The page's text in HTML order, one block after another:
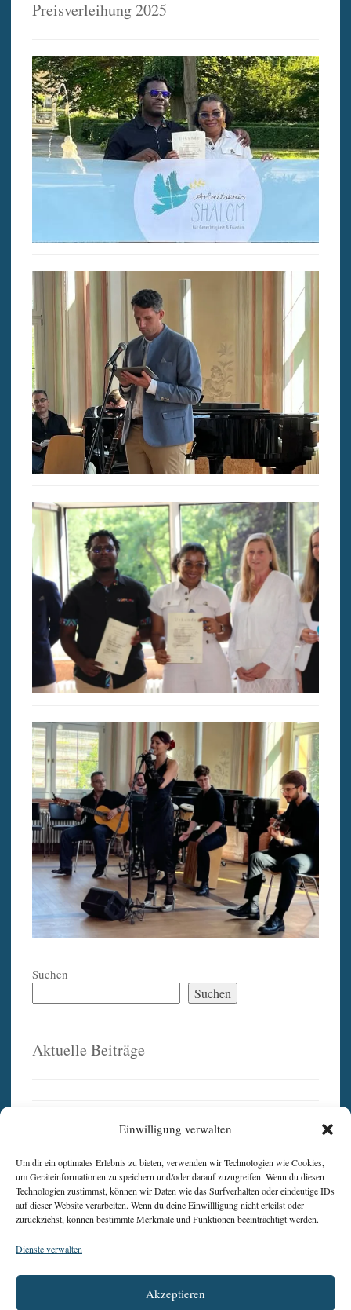
Einwilligung verwalten
Um dir ein optimales Erlebnis zu bieten, verwenden wir Technologien wie Cookies,
um Geräteinformationen zu speichern und/oder darauf zuzugreifen. Wenn du diesen
Technologien zustimmst, können wir Daten wie das Surfverhalten oder eindeutige IDs
auf dieser Website verarbeiten. Wenn du deine Einwillligung nicht erteilst oder
zurückziehst, können bestimmte Merkmale und Funktionen beeinträchtigt werden.
Dienste verwalten
Akzeptieren
Preisverleihung 2025
Suchen
Suchen
Aktuelle Beiträge
Shalom-Preises 2026
Pressemitteilung: Shalompreis 2026 für afghanische
Frauenrechtsaktivistin – Feierliche Verleihung in Eichstätt
Die Shalompreisverleihung steht bevor
Pressemitteilung: Shalompreis 2026 für die afghanische
Menschenrechtsaktivistin Humaira Rasuli
Social Cultural y Memoria überwiesen